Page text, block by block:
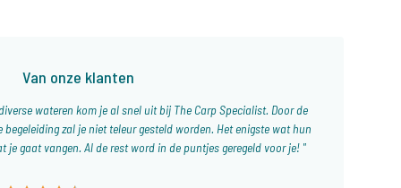
Van onze klanten
wateren kom je al snel uit bij The Carp Specialist. Door de
zal je niet teleur gesteld worden. Het enigste wat hun
je gaat vangen. Al de rest word in de puntjes geregeld voor je!